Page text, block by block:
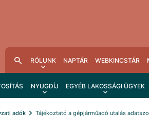
RÓLUNK NAPTÁR WEBKINCSTÁR
NYUGDÍJ EGYÉB LAKOSSÁGI ÜGYEK
adók Tájékoztató a gépjárműadó utalás